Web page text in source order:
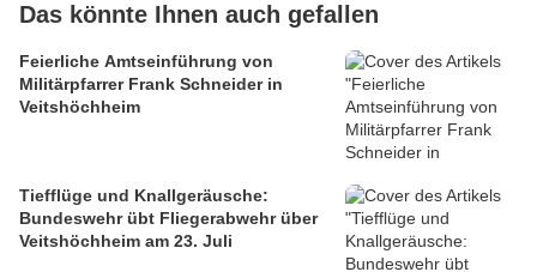
Das könnte Ihnen auch gefallen
Feierliche Amtseinführung von
Militärpfarrer Frank Schneider in
Veitshöchheim
Tiefflüge und Knallgeräusche:
Bundeswehr übt Fliegerabwehr über
Veitshöchheim am 23. Juli